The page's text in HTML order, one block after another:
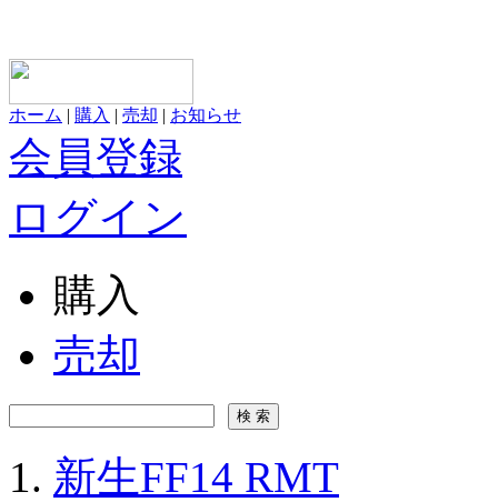
ホーム | 購入 | 売却 | お知らせ
会員登録
ログイン
購入
売却
新生FF14 RMT